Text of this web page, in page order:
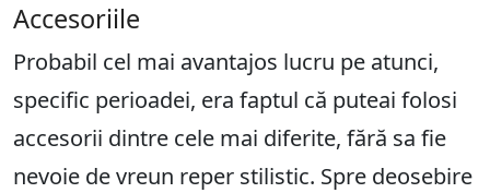
Accesoriile
Probabil cel mai avantajos lucru pe atunci,
specific perioadei, era faptul că puteai folosi
accesorii dintre cele mai diferite, fără sa fie
nevoie de vreun reper stilistic. Spre deosebire